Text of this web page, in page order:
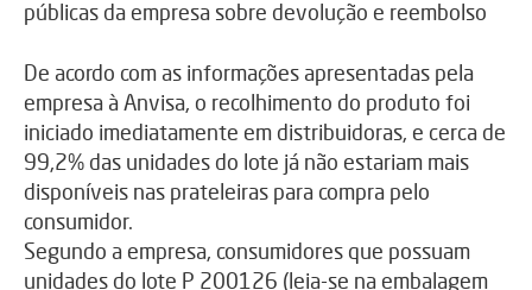
públicas da empresa sobre devolução e reembolso
De acordo com as informações apresentadas pela
empresa à Anvisa, o recolhimento do produto foi
iniciado imediatamente em distribuidoras, e cerca de
99,2% das unidades do lote já não estariam mais
disponíveis nas prateleiras para compra pelo
consumidor.
Segundo a empresa, consumidores que possuam
unidades do lote P 200126 (leia-se na embalagem